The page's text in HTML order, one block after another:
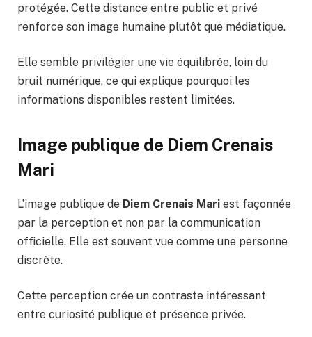
protégée. Cette distance entre public et privé
renforce son image humaine plutôt que médiatique.
Elle semble privilégier une vie équilibrée, loin du
bruit numérique, ce qui explique pourquoi les
informations disponibles restent limitées.
Image publique de Diem Crenais
Mari
L’image publique de Diem Crenais Mari est façonnée
par la perception et non par la communication
officielle. Elle est souvent vue comme une personne
discrète.
Cette perception crée un contraste intéressant
entre curiosité publique et présence privée.